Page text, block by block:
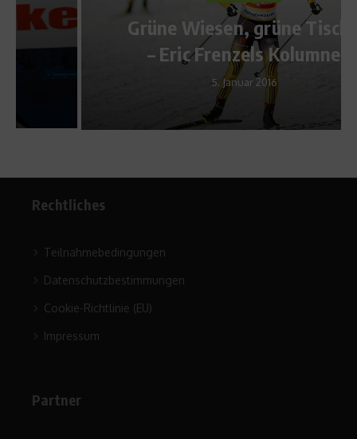
Grüne Wiesen, grüne Tische
– Eric Frenzels Kolumne
Rechtliches
Teilnahmebedingungen
Datenschutzbestimmungen
Cookie-Richtlinie (EU)
Impressum
Partner